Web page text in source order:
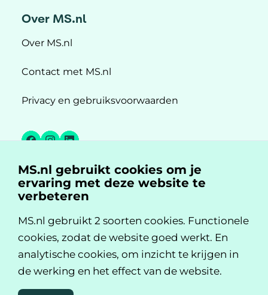
Over MS.nl
Over MS.nl
Contact met MS.nl
Privacy en gebruiksvoorwaarden
Facebook
Instagram
LinkedIn
MS.nl is een initiatief van:
MS.nl gebruikt cookies om je
ervaring met deze website te
verbeteren
MS.nl gebruikt 2 soorten cookies. Functionele
cookies, zodat de website goed werkt. En
analytische cookies, om inzicht te krijgen in
de werking en het effect van de website.